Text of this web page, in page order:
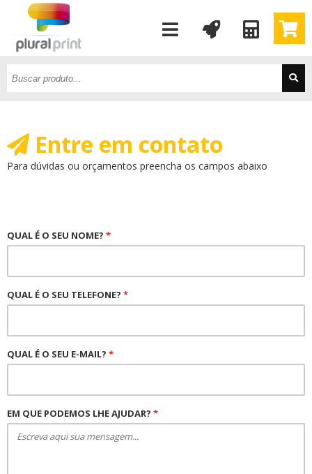
Entre em contato
Para dúvidas ou orçamentos preencha os campos abaixo
QUAL É O SEU NOME? *
QUAL É O SEU TELEFONE? *
QUAL É O SEU E-MAIL? *
EM QUE PODEMOS LHE AJUDAR? *